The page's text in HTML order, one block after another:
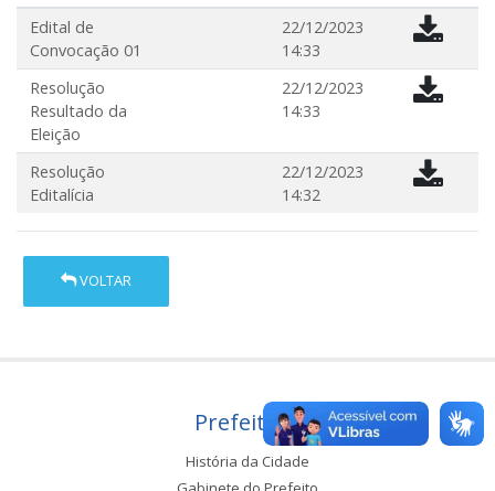
Edital de
Convocação 01
22/12/2023
14:33
Resolução
Resultado da
Eleição
22/12/2023
14:33
Resolução
Editalícia
22/12/2023
14:32
VOLTAR
Prefeitura
História da Cidade